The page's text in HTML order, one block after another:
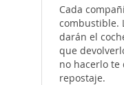
Cada
combustible.
darán el
que
no hacerlo te
repostaje.